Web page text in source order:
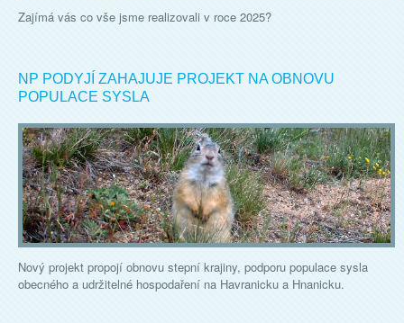
Zajímá vás co vše jsme realizovali v roce 2025?
NP PODYJÍ ZAHAJUJE PROJEKT NA OBNOVU
POPULACE SYSLA
Nový projekt propojí obnovu stepní krajiny, podporu populace sysla
obecného a udržitelné hospodaření na Havranicku a Hnanicku.